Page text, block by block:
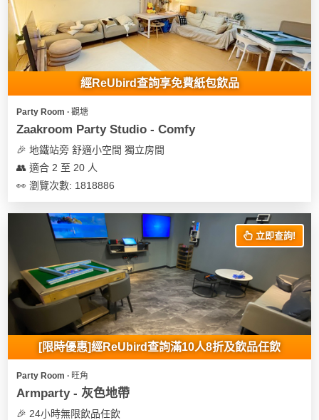
經ReUbird查詢享免費紙包飲品
Party Room ∙ 觀塘
Zaakroom Party Studio - Comfy
🎉 地鐵站旁 舒適小空間 獨立房間
👥 適合 2 至 20 人
👀 瀏覽次數: 1818886
立即查詢!
[限時優惠]經ReUbird查詢滿10人8折及飲品任飲
Party Room ∙ 旺角
Armparty - 灰色地帶
🎉 24小時無限飲品任飲